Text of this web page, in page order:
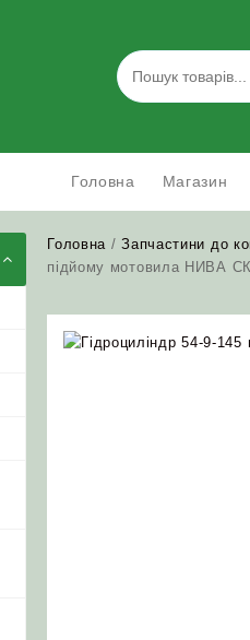
Головна Магазин
Головна /Запчастини до
підйому мотовила НИВА